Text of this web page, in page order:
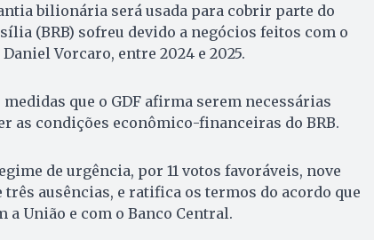
bilionária será usada para cobrir parte do
(BRB) sofreu devido a negócios feitos com o
Vorcaro, entre 2024 e 2025.
medidas que o GDF afirma serem necessárias
as condições econômico-financeiras do BRB.
de urgência, por 11 votos favoráveis, nove
ausências, e ratifica os termos do acordo que
a União e com o Banco Central.